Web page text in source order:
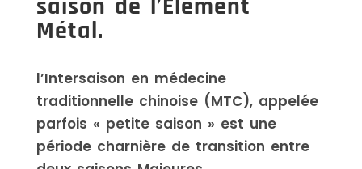
saison de l’Élément
Métal.
l’Intersaison en médecine
traditionnelle chinoise (MTC), appelée
parfois « petite saison » est une
période charnière de transition entre